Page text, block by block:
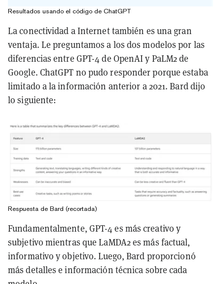
Resultados usando el código de ChatGPT
La conectividad a Internet también es una gran
ventaja. Le preguntamos a los dos modelos por las
diferencias entre GPT-4 de OpenAI y PaLM2 de
Google. ChatGPT no pudo responder porque estaba
limitado a la información anterior a 2021. Bard dijo
lo siguiente:
Respuesta de Bard (recortada)
Fundamentalmente, GPT-4 es más creativo y
subjetivo mientras que LaMDA2 es más factual,
informativo y objetivo. Luego, Bard proporcionó
más detalles e información técnica sobre cada